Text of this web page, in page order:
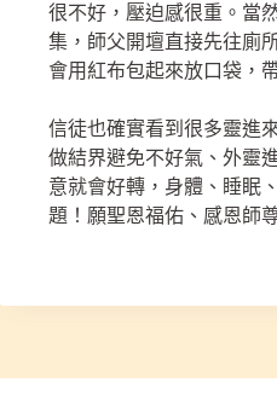
很不好，壓迫感很重。當
集，師父開壇直接先往廁
會用紅布包起來放口袋，
信徒也確實看到很多靈進
做結界避免不好氣、外靈
意就會好轉，身體、睡眠
題！願聖恩福佑、感恩師